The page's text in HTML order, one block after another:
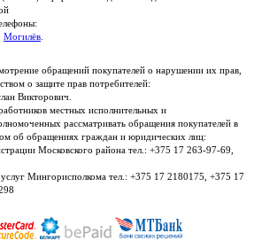
Могилёв
обращений покупателей о нарушении их прав,
о защите прав потребителей:
Викторович.
местных исполнительных и
рассматривать обращения покупателей в
об обращениях граждан и юридических лиц:
Московского района тел.: +375 17 263-97-69,
услуг Мингорисполкома тел.: +375 17 2180175, +375 17